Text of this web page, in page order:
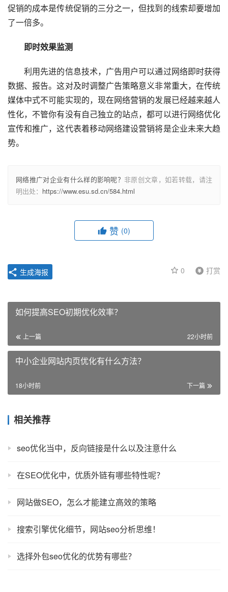
促销的成本是传统促销的三分之一，但找到的线索却要增加
了一倍多。
即时效果监测
利用先进的信息技术，广告用户可以通过网络即时获得
数据、报告。这对及时调整广告策略意义非常重大，在传统
媒体中式不可能实现的，现在网络营销的发展已经越来越人
性化，不管你有没有自己独立的站点，都可以进行网络优化
宣传和推广，这代表着移动网络建设营销将是企业未来大趋
势。
网络推广对企业有什么样的影响呢？非原创文章，如若转载，请注
明出处： https://www.esu.sd.cn/584.html
赞 (0)
0 打赏
生成海报
如何提高SEO初期优化效率？
上一篇 22小时前
中小企业网站内页优化有什么方法？
下一篇
18小时前
相关推荐
seo优化当中，反向链接是什么以及注意什么
在SEO优化中，优质外链有哪些特性呢？
网站做SEO，怎么才能建立高效的策略
搜索引擎优化细节，网站seo分析思维！
选择外包seo优化的优势有哪些？